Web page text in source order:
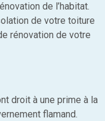
de l’habitat.
de votre toiture
rénovation de votre
droit à une prime à la
flamand.